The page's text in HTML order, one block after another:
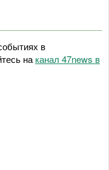
в
на канал 47news в